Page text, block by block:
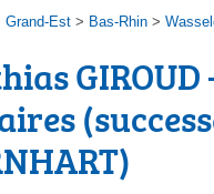
Grand-Est > Bas-Rhin >
GIROUD